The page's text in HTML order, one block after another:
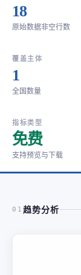
18
原始数据非空行数
覆盖主体
1
全国数量
指标类型
免费
支持预览与下载
01 趋势分析